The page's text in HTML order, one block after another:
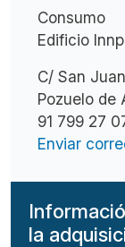
Consumo
Edificio
C/ San
Pozuelo de
91 799 27
Enviar
la